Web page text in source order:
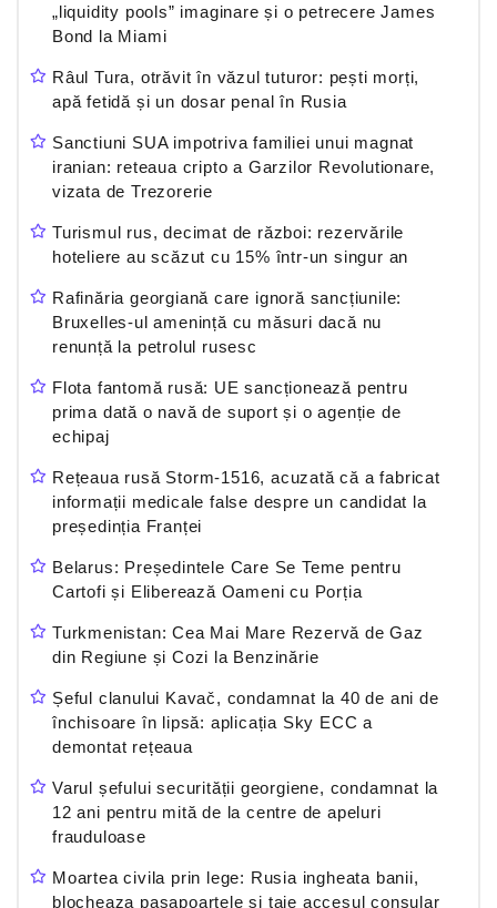
„liquidity pools” imaginare și o petrecere James
Bond la Miami
Râul Tura, otrăvit în văzul tuturor: pești morți,
apă fetidă și un dosar penal în Rusia
Sanctiuni SUA impotriva familiei unui magnat
iranian: reteaua cripto a Garzilor Revolutionare,
vizata de Trezorerie
Turismul rus, decimat de război: rezervările
hoteliere au scăzut cu 15% într-un singur an
Rafinăria georgiană care ignoră sancțiunile:
Bruxelles-ul amenință cu măsuri dacă nu
renunță la petrolul rusesc
Flota fantomă rusă: UE sancționează pentru
prima dată o navă de suport și o agenție de
echipaj
Rețeaua rusă Storm-1516, acuzată că a fabricat
informații medicale false despre un candidat la
președinția Franței
Belarus: Președintele Care Se Teme pentru
Cartofi și Eliberează Oameni cu Porția
Turkmenistan: Cea Mai Mare Rezervă de Gaz
din Regiune și Cozi la Benzinărie
Șeful clanului Kavač, condamnat la 40 de ani de
închisoare în lipsă: aplicația Sky ECC a
demontat rețeaua
Varul șefului securității georgiene, condamnat la
12 ani pentru mită de la centre de apeluri
frauduloase
Moartea civila prin lege: Rusia ingheata banii,
blocheaza pasapoartele si taie accesul consular